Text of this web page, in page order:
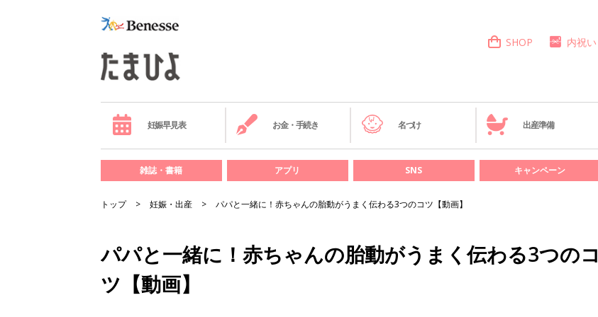
SHOP 内祝い
妊娠早見表 お金・手続き 名づけ 出産準備
雑誌・書籍 アプリ SNS キャンペーン
トップ 妊娠・出産 パパと一緒に！赤ちゃんの胎動がうまく伝わる3つのコツ【動画】
パパと一緒に！赤ちゃんの胎動がうまく伝わる3つのコ
ツ【動画】